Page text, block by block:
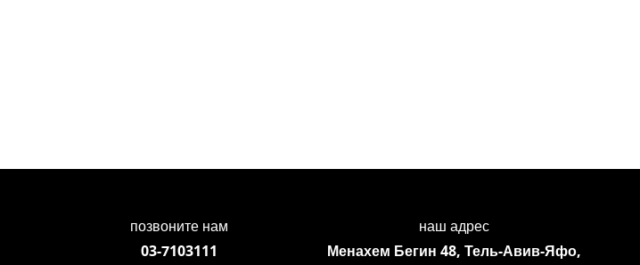
позвоните нам
03-7103111
наш адрес
Менахем Бегин 48, Тель-Авив-Яфо,